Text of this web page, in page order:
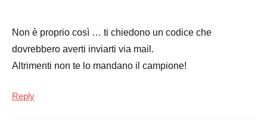
Non è proprio così … ti chiedono un codice che
dovrebbero averti inviarti via mail.
Altrimenti non te lo mandano il campione!
Reply